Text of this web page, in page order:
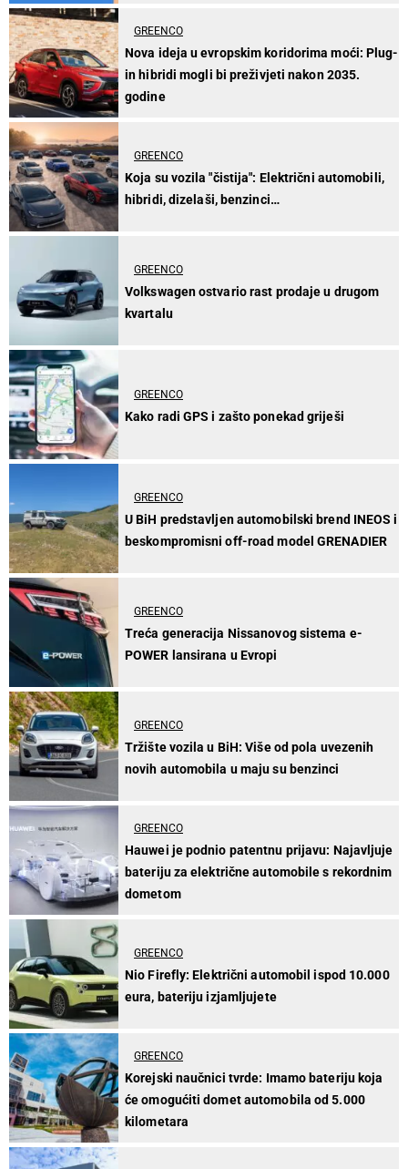
GREENCO
Nova ideja u evropskim koridorima moći: Plug-
in hibridi mogli bi preživjeti nakon 2035.
godine
GREENCO
Koja su vozila "čistija": Električni automobili,
hibridi, dizelaši, benzinci…
GREENCO
Volkswagen ostvario rast prodaje u drugom
kvartalu
GREENCO
Kako radi GPS i zašto ponekad griješi
GREENCO
U BiH predstavljen automobilski brend INEOS i
beskompromisni off-road model GRENADIER
GREENCO
Treća generacija Nissanovog sistema e-
POWER lansirana u Evropi
GREENCO
Tržište vozila u BiH: Više od pola uvezenih
novih automobila u maju su benzinci
GREENCO
Hauwei je podnio patentnu prijavu: Najavljuje
bateriju za električne automobile s rekordnim
dometom
GREENCO
Nio Firefly: Električni automobil ispod 10.000
eura, bateriju izjamljujete
GREENCO
Korejski naučnici tvrde: Imamo bateriju koja
će omogućiti domet automobila od 5.000
kilometara